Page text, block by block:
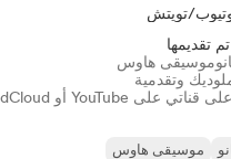
تويتش
موسيقى هاوس
وتقدمية
موسيقى هاوس